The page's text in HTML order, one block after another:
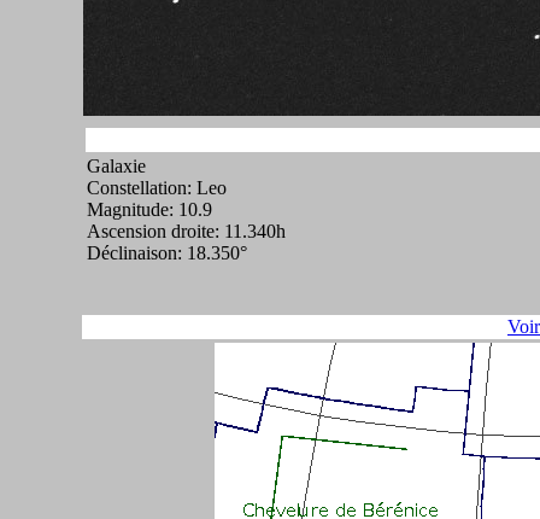
Galaxie
Constellation: Leo
Magnitude: 10.9
Ascension droite: 11.340h
Déclinaison: 18.350°